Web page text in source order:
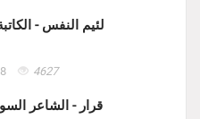
لئيم النفس -
4627
قرار - الشاعر